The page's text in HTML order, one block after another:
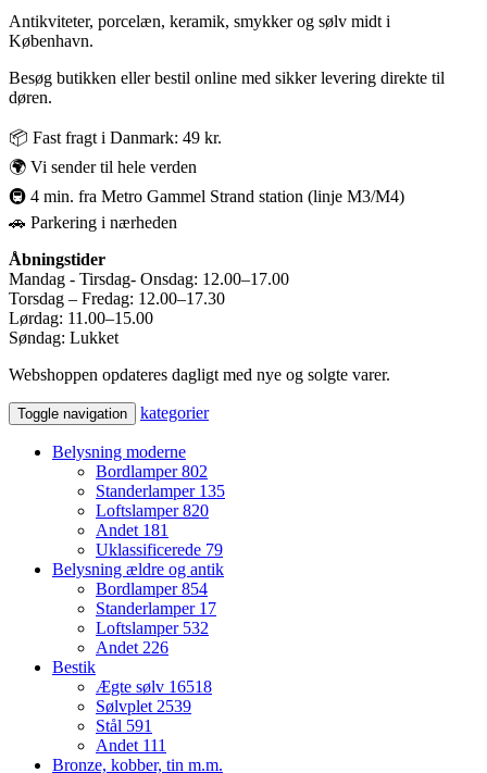
Antikviteter, porcelæn, keramik, smykker og sølv midt i
København.
Besøg butikken eller bestil online med sikker levering direkte til
døren.
📦 Fast fragt i Danmark: 49 kr.
🌍 Vi sender til hele verden
🚇 4 min. fra Metro Gammel Strand station (linje M3/M4)
🚗 Parkering i nærheden
Åbningstider
Mandag - Tirsdag- Onsdag: 12.00–17.00
Torsdag – Fredag: 12.00–17.30
Lørdag: 11.00–15.00
Søndag: Lukket
Webshoppen opdateres dagligt med nye og solgte varer.
Toggle navigation kategorier
Belysning moderne
Bordlamper802
Standerlamper 135
Loftslamper820
Andet 181
Uklassificerede 79
Belysning ældre og antik
Bordlamper854
Standerlamper 17
Loftslamper 532
Andet226
Bestik
Ægte sølv 16518
Sølvplet2539
Stål 591
Andet 111
Bronze, kobber, tin m.m.